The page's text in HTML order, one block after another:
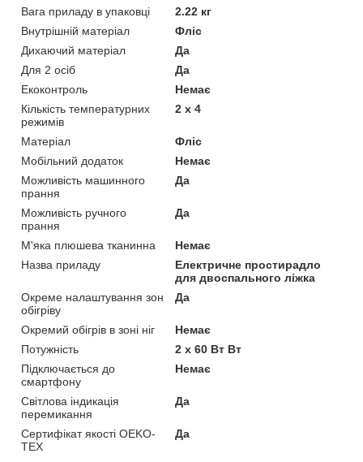
Вага приладу в упаковці
2.22 кг
Внутрішній матеріал
Фліс
Дихаючий матеріал
Да
Для 2 осіб
Да
Екоконтроль
Немає
Кількість температурних
режимів
2 x 4
Матеріал
Фліс
Мобільний додаток
Немає
Можливість машинного
прання
Да
Можливість ручного
прання
Да
М'яка плюшева тканинна
Немає
Назва приладу
Електричне простирадло
для двоспального ліжка
Окреме налаштування зон
обігріву
Да
Окремий обігрів в зоні ніг
Немає
Потужність
2 x 60 Вт Вт
Підключається до
смартфону
Немає
Світлова індикація
перемикання
Да
Сертифікат якості OEKO-
TEX
Да